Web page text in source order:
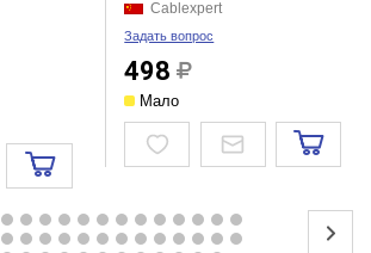
Cablexpert
Задать вопрос
498
Мало